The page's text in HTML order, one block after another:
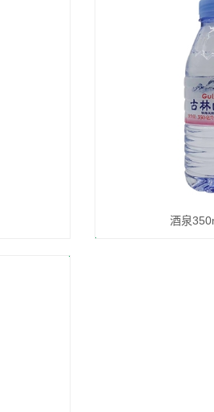
酒泉